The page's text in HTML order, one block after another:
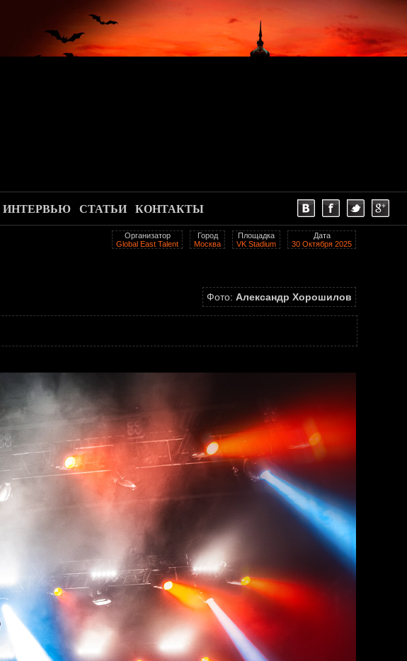
ИНТЕРВЬЮ СТАТЬИ КОНТАКТЫ
Дата
30 Октября 2025
Площадка
VK Stadium
Город
Москва
Организатор
Global East Talent
Фото: Александр Хорошилов